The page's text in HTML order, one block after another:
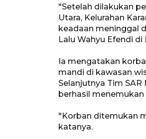
"Setelah dilakukan
Utara, Kelurahan
keadaan meninggal
Lalu Wahyu Efendi di
Ia mengatakan
mandi di kawasan
Selanjutnya Tim
berhasil
"Korban ditemukan
katanya.